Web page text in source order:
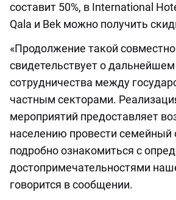
составит 50%, в International
Qala и Bek можно получить
«Продолжение такой
свидетельствует о
сотрудничества между
частным секторами.
мероприятий предоставляет
населению провести семейный
подробно ознакомиться с
достопримечательностями
говорится в сообщении.